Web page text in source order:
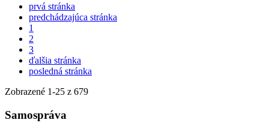
prvá stránka
predchádzajúca stránka
1
2
3
ďalšia stránka
posledná stránka
Zobrazené 1-25 z 679
Samospráva